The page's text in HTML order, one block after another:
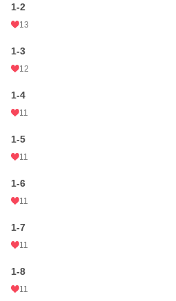
観覧車が回る15分間だけ、きみに会える——。
青春
お気に入り
24h.ポイント
文字数
更新日時
初回公開日時
1-2
13
1-3
12
1-4
11
1-5
11
1-6
11
1-7
11
1-8
11